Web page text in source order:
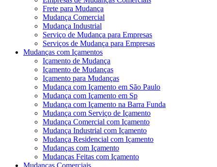
Frete para Mudança
Mudança Comercial
Mudança Industrial
Serviço de Mudança para Empresas
Serviços de Mudança para Empresas
Mudanças com Içamentos
Içamento de Mudança
Içamento de Mudanças
Içamento para Mudanças
Mudança com Içamento em São Paulo
Mudança com Içamento em Sp
Mudança com Içamento na Barra Funda
Mudança com Serviço de Içamento
Mudança Comercial com Içamento
Mudança Industrial com Içamento
Mudança Residencial com Içamento
Mudanças com Içamento
Mudanças Feitas com Içamento
Mudanças Comerciais